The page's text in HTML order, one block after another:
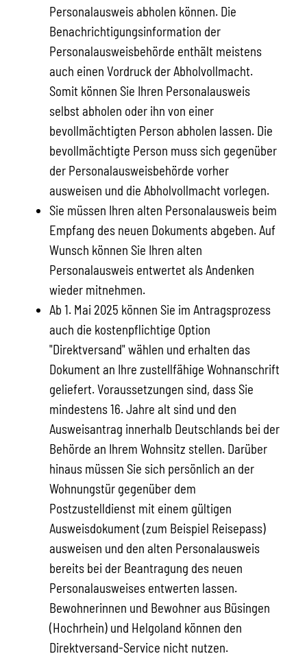
Personalausweis abholen können. Die
Benachrichtigungsinformation der
Personalausweisbehörde enthält meistens
auch einen Vordruck der Abholvollmacht.
Somit können Sie Ihren Personalausweis
selbst abholen oder ihn von einer
bevollmächtigten Person abholen lassen. Die
bevollmächtigte Person muss sich gegenüber
der Personalausweisbehörde vorher
ausweisen und die Abholvollmacht vorlegen.
Sie müssen Ihren alten Personalausweis beim
Empfang des neuen Dokuments abgeben. Auf
Wunsch können Sie Ihren alten
Personalausweis entwertet als Andenken
wieder mitnehmen.
Ab 1. Mai 2025 können Sie im Antragsprozess
auch die kostenpflichtige Option
"Direktversand" wählen und erhalten das
Dokument an Ihre zustellfähige Wohnanschrift
geliefert.Voraussetzungen sind, dass Sie
mindestens 16. Jahre alt sind und den
Ausweisantrag innerhalb Deutschlands bei der
Behörde an Ihrem Wohnsitz stellen. Darüber
hinaus müssen Sie sich persönlich an der
Wohnungstür gegenüber dem
Postzustelldienst mit einem gültigen
Ausweisdokument (zum Beispiel Reisepass)
ausweisen und den alten Personalausweis
bereits bei der Beantragung des neuen
Personalausweises entwerten lassen.
Bewohnerinnen und Bewohner aus Büsingen
(Hochrhein) und Helgoland können den
Direktversand-Service nicht nutzen.